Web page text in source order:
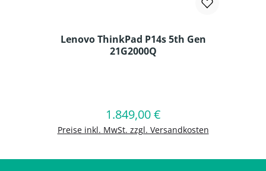
Lenovo ThinkPad P14s 5th Gen
21G2000Q
Regulärer Preis:
1.849,00 €
Preise inkl. MwSt. zzgl. Versandkosten
In den Warenkorb